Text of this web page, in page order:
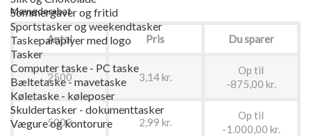
Sommergaver og fritid
Sportstasker og weekendtasker
Taskeparaplyer med logo
Tasker
Computer taske - PC taske
Bæltetaske - mavetaske
Køletaske - køleposer
Skuldertasker - dokumenttasker
Vægure og kontorure
Mængderabat
Antal Pris Du sparer
2500 3,14 kr.
Op til
-875,00 kr.
5000 2,99 kr.
Op til
-1.000,00 kr.